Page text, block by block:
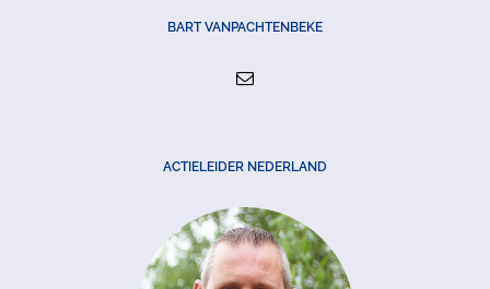
BART VANPACHTENBEKE
ACTIELEIDER NEDERLAND